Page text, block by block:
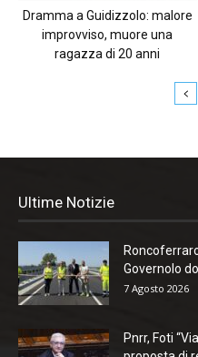
Dramma a Guidizzolo: malore
improvviso, muore una
ragazza di 20 anni
Ultime Notizie
Governolo
7 Agosto 2026
Pnrr, Foti